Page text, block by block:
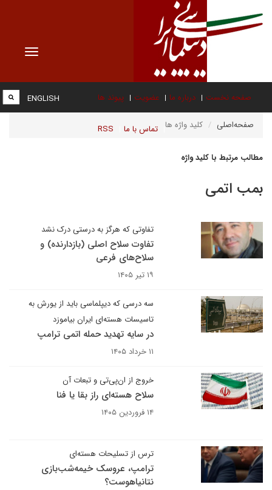
Toggle
صفحه نخست درباره ما عضویت پیوند ها
تماس با ما RSS
ENGLISH
صفحه‌اصلی کلید واژه ها
مطالب مرتبط با کلید واژه
بمب اتمی
تفاوتی که هرگز به درستی درک نشد
تفاوت سلاح اصلی (بازدارنده) و
سلاح‌های فرعی
۱۹ تیر ۱۴۰۵
سه درسی که دیپلماسی باید از یورش به
تاسیسات هسته‌ای ایران بیاموزد
در سایه تهدید حمله اتمی ترامپ
۱۱ خرداد ۱۴۰۵
خروج از ان‌پی‌تی و تبعات آن
سلاح هسته‌ای راز بقا یا فنا
۱۴ فروردین ۱۴۰۵
ترس از تسلیحات هسته‌ای
ترامپ، عروسک خیمه‌شب‌بازی
نتانیاهوست؟